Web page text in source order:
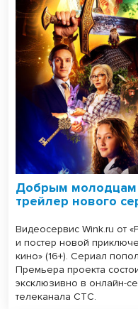
Добрым молодцам
трейлер нового
Видеосервис Wink.ru от
и постер новой
кино» (16+). Сериал
Премьера проекта
эксклюзивно в онлайн-
телеканала СТС.